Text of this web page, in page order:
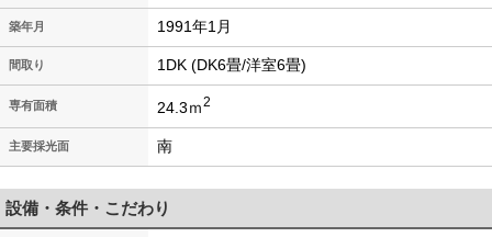
築年月 1991年1月
間取り 1DK (DK6畳/洋室6畳)
専有面積 24.3ｍ2
主要採光面 南
設備・条件・こだわり